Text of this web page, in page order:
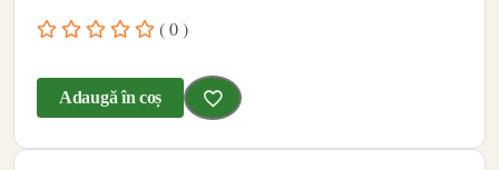
( 0 )
Adaugă în coș